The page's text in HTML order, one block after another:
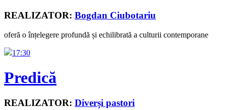
REALIZATOR: Bogdan Ciubotariu
oferă o înțelegere profundă și echilibrată a culturii contemporane
17:30
Predică
REALIZATOR: Diverși pastori